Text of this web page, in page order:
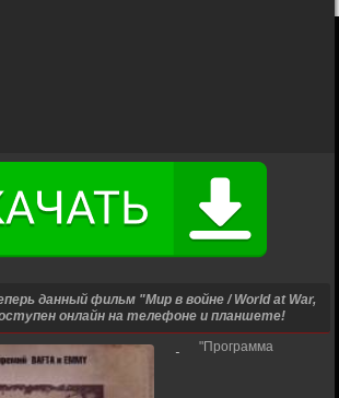
данный фильм "Мир в войне / World at War,
онлайн на телефоне и планшете!
"Программа